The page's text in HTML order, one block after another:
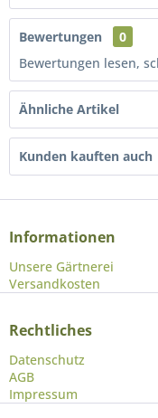
Bewertungen
0
Bewertungen lesen,
Ähnliche Artikel
Kunden kauften auch
Informationen
Unsere Gärtnerei
Versandkosten
Rechtliches
Datenschutz
AGB
Impressum